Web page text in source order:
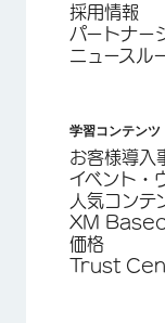
採用情報
パートナー
ニュースル
学習コンテンツ
お客様導入
イベント・
人気コンテ
XM
価格
Trust